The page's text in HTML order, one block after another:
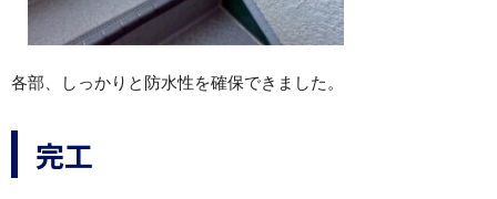
各部、しっかりと防水性を確保できました。
完工